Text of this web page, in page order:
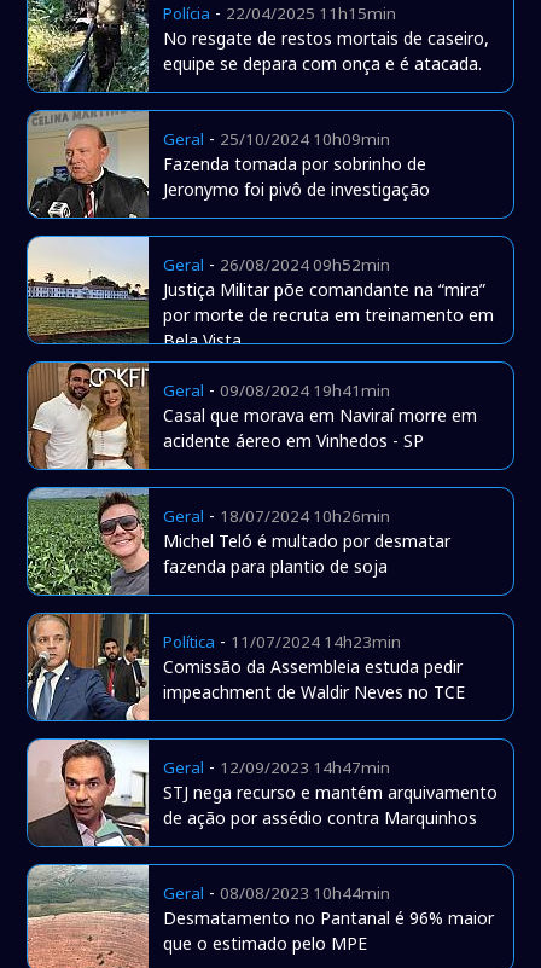
Polícia - 22/04/2025 11h15min
No resgate de restos mortais de caseiro,
equipe se depara com onça e é atacada.
Geral - 25/10/2024 10h09min
Fazenda tomada por sobrinho de
Jeronymo foi pivô de investigação
Geral - 26/08/2024 09h52min
Justiça Militar põe comandante na “mira”
por morte de recruta em treinamento em
Bela Vista
Geral -09/08/2024 19h41min
Casal que morava em Naviraí morre em
acidente áereo em Vinhedos - SP
Geral - 18/07/2024 10h26min
Michel Teló é multado por desmatar
fazenda para plantio de soja
Política - 11/07/2024 14h23min
Comissão da Assembleia estuda pedir
impeachment de Waldir Neves no TCE
Geral - 12/09/2023 14h47min
STJ nega recurso e mantém arquivamento
de ação por assédio contra Marquinhos
Geral -08/08/2023 10h44min
Desmatamento no Pantanal é 96% maior
que o estimado pelo MPE